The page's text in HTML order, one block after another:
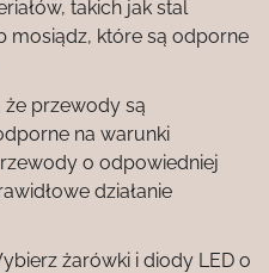
takich jak stal
mosiądz, które są odporne
że przewody są
na warunki
o odpowiedniej
działanie
żarówki i diody LED o